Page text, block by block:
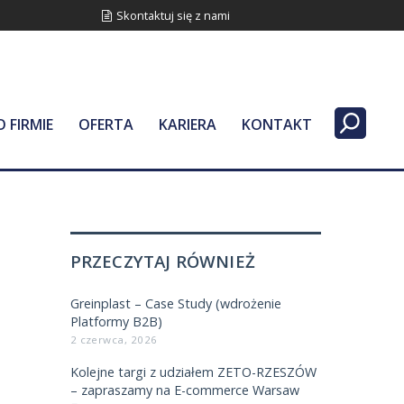
Skontaktuj się z nami
FIRMIE OFERTA KARIERA KONTAKT
PRZECZYTAJ RÓWNIEŻ
Greinplast – Case Study (wdrożenie
Platformy B2B)
2 czerwca, 2026
Kolejne targi z udziałem ZETO-RZESZÓW
– zapraszamy na E-commerce Warsaw